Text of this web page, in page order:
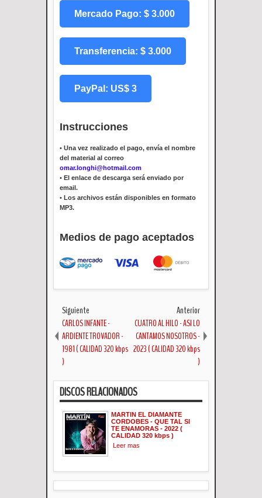
Mercado Pago: $ 3.000
Transferencia: $ 3.000
PayPal: US$ 3
Instrucciones
• Una vez realizado el pago, envía el nombre
del material al correo
omar.longhi@hotmail.com
• El enlace de descarga será enviado por
email.
• Los archivos están disponibles en formato
MP3.
Medios de pago aceptados
Siguiente
CARLOS INFANTE -
ARDIENTE TROVADOR -
1981 ( CALIDAD 320 kbps
)
Anterior
CUATRO AL HILO - ASI LO
CANTAMOS NOSOTROS -
2023 ( CALIDAD 320 kbps
)
DISCOS RELACIONADOS
MARTIN EL DIAMANTE
CORDOBES - QUE TAL SI
TE ENAMORAS - 2022 (
CALIDAD 320 kbps )
Leer mas